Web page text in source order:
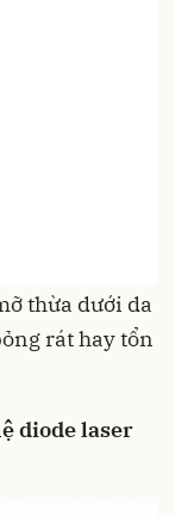
thừa dưới da
rát hay tổn
diode laser